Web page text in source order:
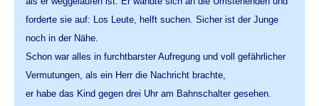
forderte sie auf: Los Leute, helft suchen. Sicher ist der Junge
noch in der Nähe.
Schon war alles in furchtbarster Aufregung und voll gefährlicher
Vermutungen, als ein Herr die Nachricht brachte,
er habe das Kind gegen drei Uhr am Bahnschalter gesehen.